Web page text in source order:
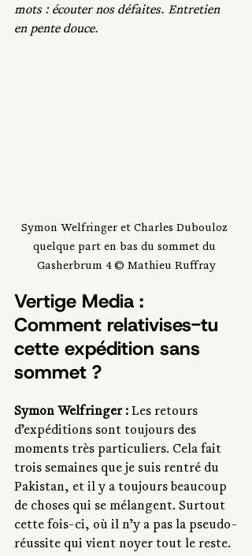
mots : écouter nos défaites. Entretien
en pente douce.
Symon Welfringer et Charles Dubouloz
quelque part en bas du sommet du
Gasherbrum 4 © Mathieu Ruffray
Vertige Media :
Comment relativises-tu
cette expédition sans
sommet ?
Symon Welfringer : Les retours
d’expéditions sont toujours des
moments très particuliers. Cela fait
trois semaines que je suis rentré du
Pakistan, et il y a toujours beaucoup
de choses qui se mélangent. Surtout
cette fois-ci, où il n’y a pas la pseudo-
réussite qui vient noyer tout le reste.